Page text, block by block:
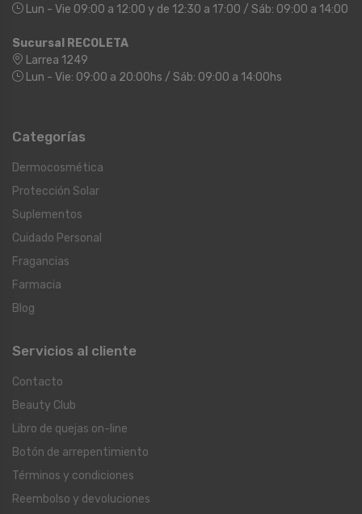
Lun - Vie 09:00 a 12:00 y de 12:30 a 17:00 / Sáb: 09:00 a 14:00
Sucursal RECOLETA
Larrea 1249
Lun - Vie: 09:00 a 20:00hs / Sáb: 09:00 a 14:00hs
Categorías
Dermocosmética
Protección Solar
Suplementos
Cuidado Personal
Fragancias
Farmacia
Blog
Servicios al cliente
Contacto
Beauty Club
Libro de quejas on-line
Botón de arrepentimiento
Términos y condiciones
Reembolso y devoluciones